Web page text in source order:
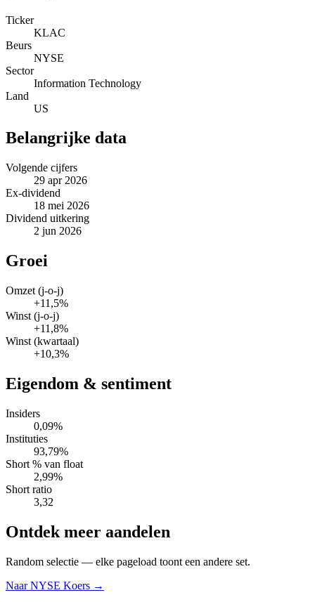
Ticker
KLAC
Beurs
NYSE
Sector
Information Technology
Land
US
Belangrijke data
Volgende cijfers
29 apr 2026
Ex-dividend
18 mei 2026
Dividend uitkering
2 jun 2026
Groei
Omzet (j-o-j)
+11,5%
Winst (j-o-j)
+11,8%
Winst (kwartaal)
+10,3%
Eigendom & sentiment
Insiders
0,09%
Instituties
93,79%
Short % van float
2,99%
Short ratio
3,32
Ontdek meer aandelen
Random selectie — elke pageload toont een andere set.
Naar NYSE Koers →